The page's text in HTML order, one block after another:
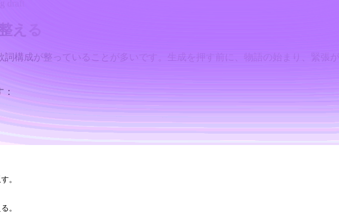
える
構成が整っていることが多いです。生成を押す前に、物語の始まり、緊張
。
。